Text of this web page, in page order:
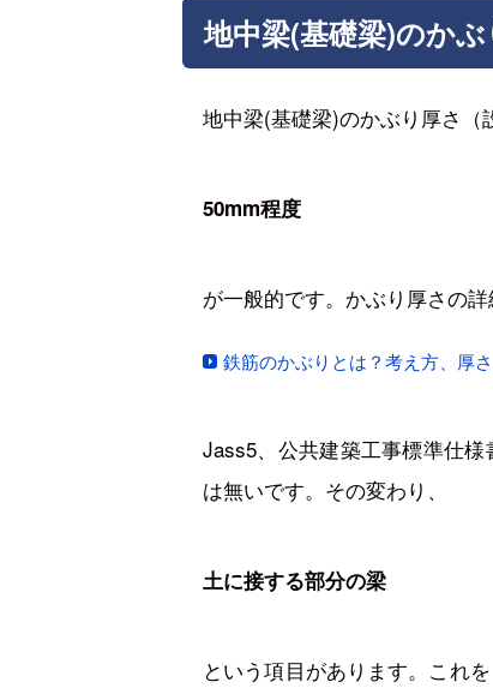
地中梁(基礎梁)のか
地中梁(基礎梁)のかぶり厚さ（
50mm程度
が一般的です。かぶり厚さの
鉄筋のかぶりとは？考え方、厚
Jass5、公共建築工事標準仕
は無いです。その変わり、
土に接する部分の梁
という項目があります。これを